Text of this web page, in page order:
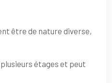
être de nature diverse,
plusieurs étages et peut